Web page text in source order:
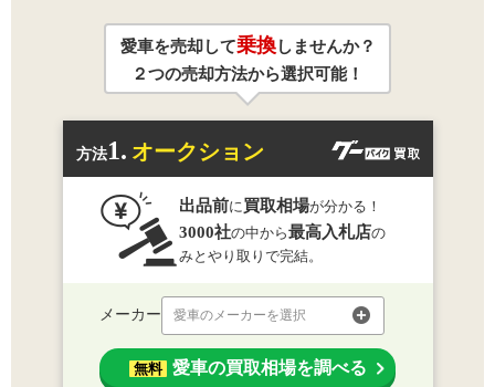
愛車を売却して乗換しませんか？
２つの売却方法から選択可能！
方法1. オークション
出品前に 買取相場が分かる！
3000社の中から最高入札店の
みとやり取りで完結。
メーカー 愛車のメーカーを選択
無料 愛車の買取相場を調べる